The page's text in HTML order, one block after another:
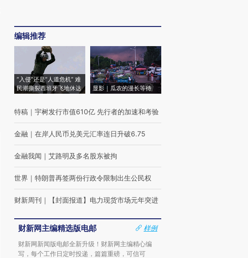
编辑推荐
“入侵”还是“人道危机” 难
民潮撕裂西班牙飞地休达
显影｜瓜农的漫长等待
特稿 ｜ 宇树发行市值610亿 先行者的加速和考验
金融 ｜ 在岸人民币兑美元汇率连日升破6.75
金融我闻 ｜ 艾路明及多名股东被拘
世界 ｜ 特朗普再签两份行政令限制出生公民权
财新周刊 ｜ 【封面报道】电力现货市场元年突进
财新网主编精选版电邮
样例
财新网新闻版电邮全新升级！财新网主编精心编
写，每个工作日定时投递，篇篇重磅，可信可